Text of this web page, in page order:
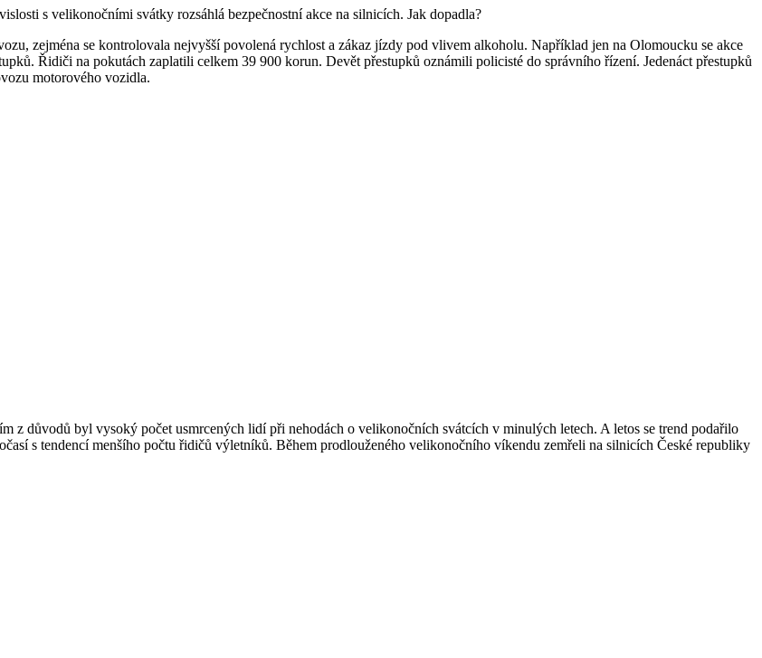
s velikonočními svátky rozsáhlá bezpečnostní akce na silnicích. Jak dopadla?
zejména se kontrolovala nejvyšší povolená rychlost a zákaz jízdy pod vlivem alkoholu. Například jen na Olomoucku se akce
Řidiči na pokutách zaplatili celkem 39 900 korun. Devět přestupků oznámili policisté do správního řízení. Jedenáct přestupků
motorového vozidla.
z důvodů byl vysoký počet usmrcených lidí při nehodách o velikonočních svátcích v minulých letech. A letos se trend podařilo
s tendencí menšího počtu řidičů výletníků. Během prodlouženého velikonočního víkendu zemřeli na silnicích České republiky